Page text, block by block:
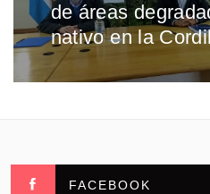
de áreas
nativo en la
FACEBOOK